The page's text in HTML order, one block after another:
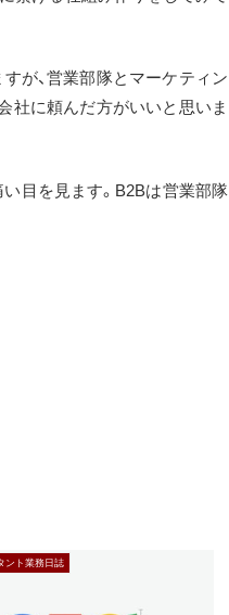
が、営業部隊とマーケティン
社に頼んだ方がいいと思いま
目を見ます。B2Bは営業部隊
ント業務日誌